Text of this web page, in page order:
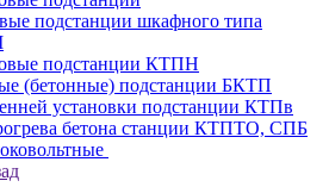
подстанции шкафного типа
подстанции КТПН
(бетонные) подстанции БКТП
установки подстанции КТПв
бетона станции КТПТО, СПБ